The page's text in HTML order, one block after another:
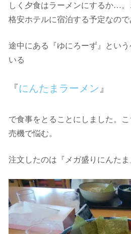
しく夕食はラーメンにするか…。
格安ホテルに宿泊する予定なので
途中にある『ゆにろーず』とい
いる
『にんたまラーメン 』
で食事をとることにしました。
売機で悩む。
注文したのは『メガ盛りにんたま